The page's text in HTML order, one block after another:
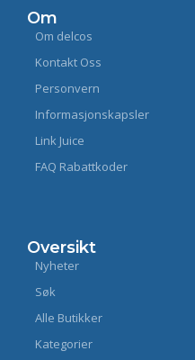
Om
Om delcos
Kontakt Oss
Personvern
Informasjonskapsler
Link Juice
FAQ Rabattkoder
Oversikt
Nyheter
Søk
Alle Butikker
Kategorier